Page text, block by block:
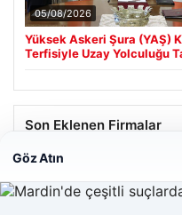
05/08/2026
Yüksek Askeri Şura (YAŞ)
Terfisiyle Uzay Yolculuğu
Son Eklenen Firmalar
Göz Atın